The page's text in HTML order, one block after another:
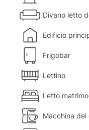
Divano letto
Edificio
Frigobar
Lettino
Letto
Macchina del